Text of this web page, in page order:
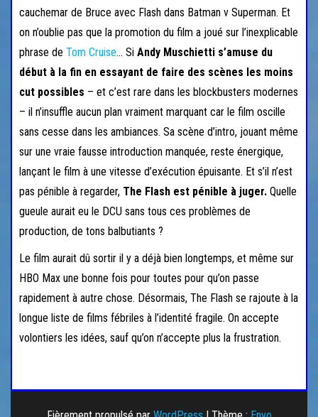
cauchemar de Bruce avec Flash dans Batman v Superman. Et
on n’oublie pas que la promotion du film a joué sur l’inexplicable
phrase de Tom Cruise… Si Andy Muschietti s’amuse du
début à la fin en essayant de faire des scènes les moins
cut possibles – et c’est rare dans les blockbusters modernes
– il n’insuffle aucun plan vraiment marquant car le film oscille
sans cesse dans les ambiances. Sa scène d’intro, jouant même
sur une vraie fausse introduction manquée, reste énergique,
lançant le film à une vitesse d’exécution épuisante. Et s’il n’est
pas pénible à regarder, The Flash est pénible à juger. Quelle
gueule aurait eu le DCU sans tous ces problèmes de
production, de tons balbutiants ?
Le film aurait dû sortir il y a déjà bien longtemps, et même sur
HBO Max une bonne fois pour toutes pour qu’on passe
rapidement à autre chose. Désormais, The Flash se rajoute à la
longue liste de films fébriles à l’identité fragile. On accepte
volontiers les idées, sauf qu’on n’accepte plus la frustration.